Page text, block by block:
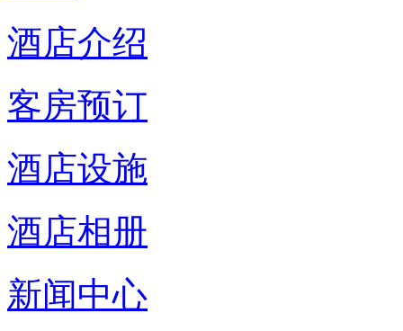
酒店介绍
客房预订
酒店设施
酒店相册
新闻中心